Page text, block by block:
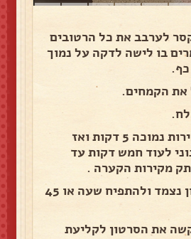
לערבב את כל הרטובים
בו לישה לדקה על נמוך
את הקמחים.
ללוש על מהירות נמוכה 5 דקות ואז
לעוד חמש דקות עד
מקירות הקערה .
לכסות בנילון נצמד ולהתפיח שעה או 45
את הסרטון לקליעת